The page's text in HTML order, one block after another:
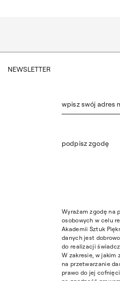
NEWSLETTER
wpisz swój adres
podpisz zgodę
Wyrażam zgodę na
osobowych w celu
Akademii Sztuk
danych jest
do realizacji
W zakresie, w jakim
na przetwarzanie
prawo do jej